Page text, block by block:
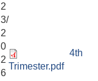
2
3/
2
0
2
6
4th
Trimester.pdf